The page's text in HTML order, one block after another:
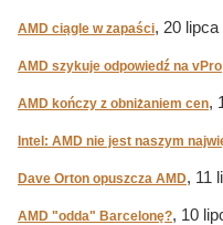
AMD ciągle w zapaści, 20 lipca
AMD szykuje odpowiedź na vPro
AMD kończy z obniżaniem cen,
Intel: AMD nie jest naszym
Dave Orton opuszcza AMD, 11
AMD "odda" Barcelonę?, 10